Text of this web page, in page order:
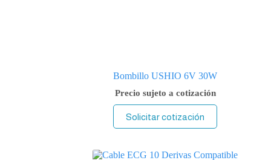
Bombillo USHIO 6V 30W
Precio sujeto a cotización
Solicitar cotización